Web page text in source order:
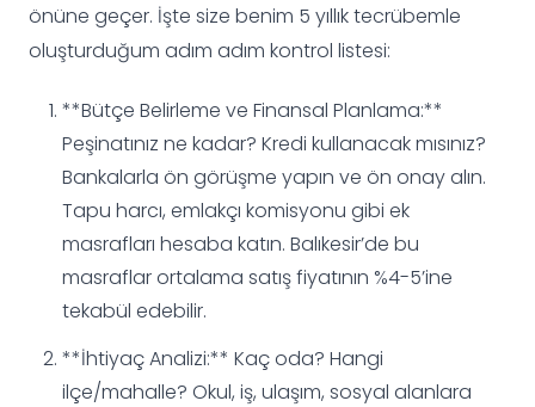
önüne geçer. İşte size benim 5 yıllık tecrübemle
oluşturduğum adım adım kontrol listesi:
**Bütçe Belirleme ve Finansal Planlama:**
Peşinatınız ne kadar? Kredi kullanacak mısınız?
Bankalarla ön görüşme yapın ve ön onay alın.
Tapu harcı, emlakçı komisyonu gibi ek
masrafları hesaba katın. Balıkesir’de bu
masraflar ortalama satış fiyatının %4-5’ine
tekabül edebilir.
**İhtiyaç Analizi:** Kaç oda? Hangi
ilçe/mahalle? Okul, iş, ulaşım, sosyal alanlara